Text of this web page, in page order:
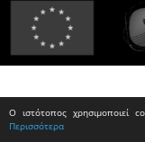
Ο ιστότοπος χρησιμοποιεί
Περισσότερα